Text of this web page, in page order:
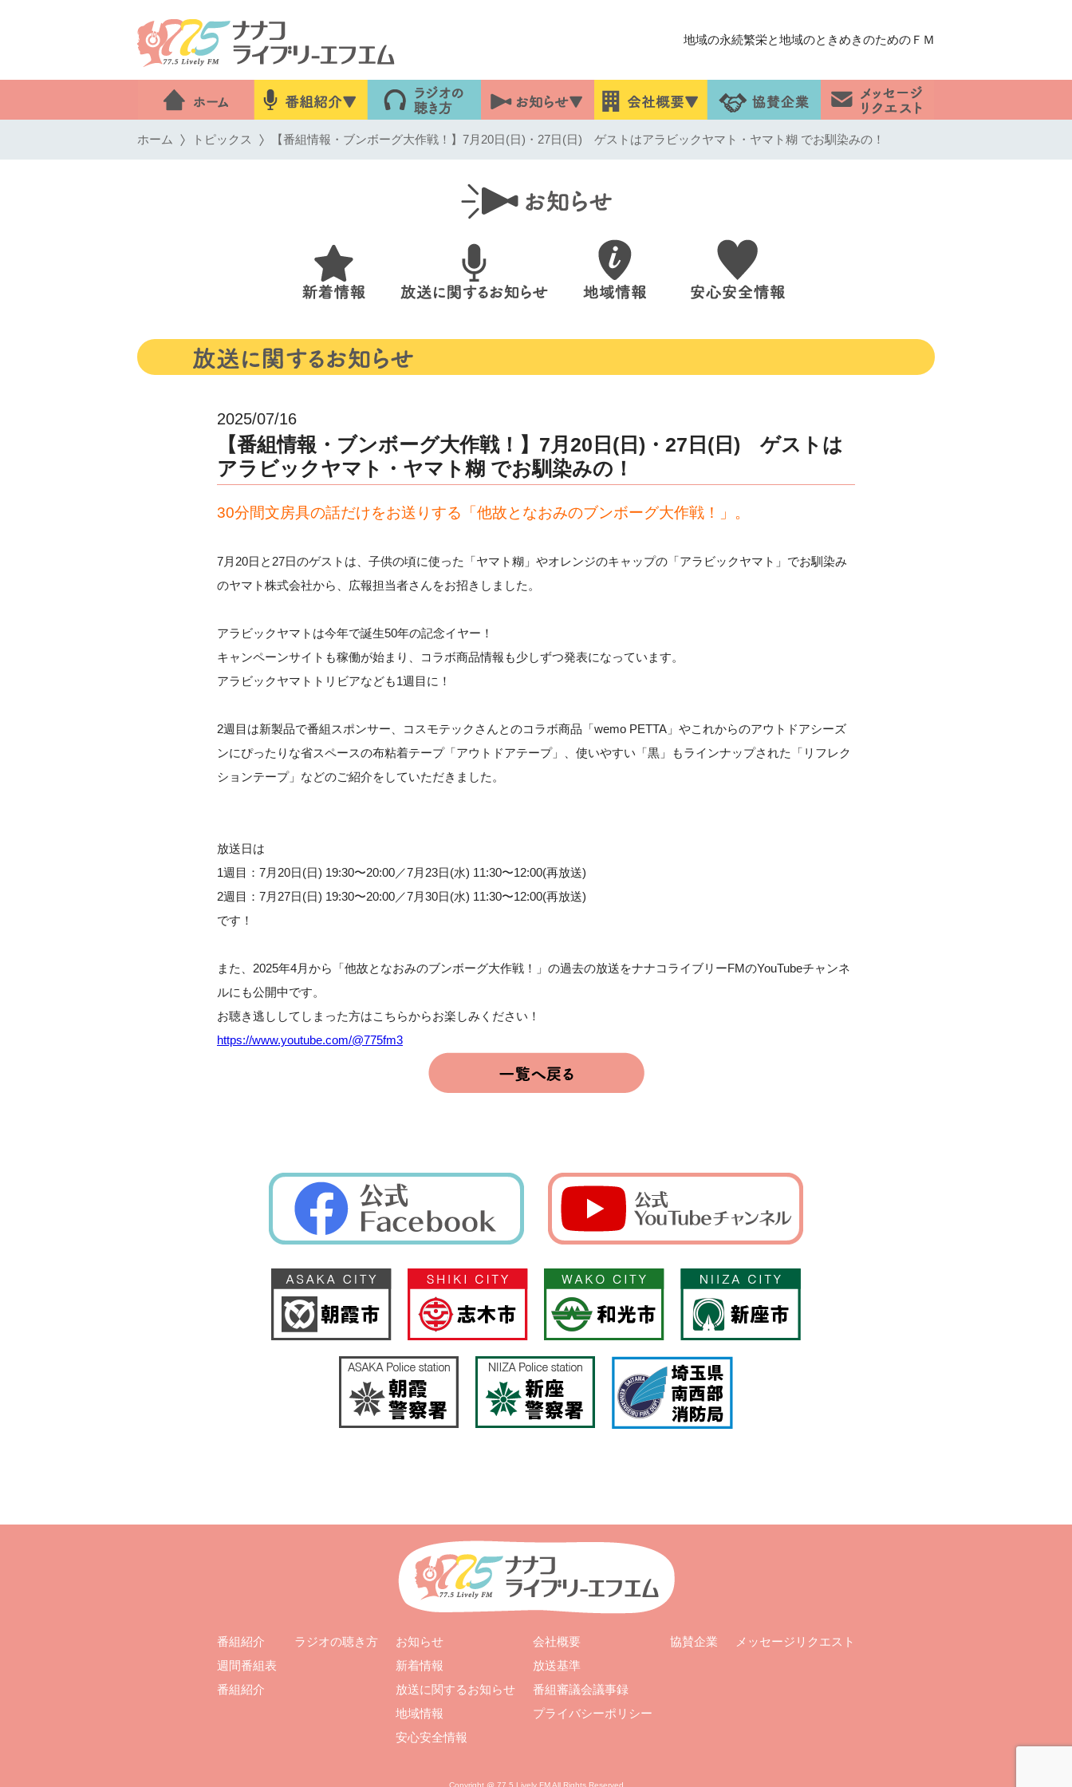
地域の永続繁栄と地域のときめきのためのＦＭ
ホーム トピックス 【番組情報・ブンボーグ大作戦！】7月20日(日)・27日(日) ゲストはアラビックヤマト・ヤマト糊 でお馴染みの！
2025/07/16
【番組情報・ブンボーグ大作戦！】7月20日(日)・27日(日) ゲストは
アラビックヤマト・ヤマト糊 でお馴染みの！
30分間文房具の話だけをお送りする「他故となおみのブンボーグ大作戦！」。
7月20日と27日のゲストは、子供の頃に使った「ヤマト糊」やオレンジのキャップの「アラビックヤマト」でお馴染み
のヤマト株式会社から、広報担当者さんをお招きしました。
アラビックヤマトは今年で誕生50年の記念イヤー！
キャンペーンサイトも稼働が始まり、コラボ商品情報も少しずつ発表になっています。
アラビックヤマトトリビアなども1週目に！
2週目は新製品で番組スポンサー、コスモテックさんとのコラボ商品「wemo PETTA」やこれからのアウトドアシーズ
ンにぴったりな省スペースの布粘着テープ「アウトドアテープ」、使いやすい「黒」もラインナップされた「リフレク
ションテープ」などのご紹介をしていただきました。
放送日は
1週目：7月20日(日) 19:30〜20:00／7月23日(水) 11:30〜12:00(再放送)
2週目：7月27日(日) 19:30〜20:00／7月30日(水) 11:30〜12:00(再放送)
です！
また、2025年4月から「他故となおみのブンボーグ大作戦！」の過去の放送をナナコライブリーFMのYouTubeチャンネ
ルにも公開中です。
お聴き逃ししてしまった方はこちらからお楽しみください！
https://www.youtube.com/@775fm3
番組紹介
週間番組表
番組紹介
ラジオの聴き方
お知らせ
新着情報
放送に関するお知らせ
地域情報
安心安全情報
会社概要
放送基準
番組審議会議事録
プライバシーポリシー
協賛企業 メッセージリクエスト
Copyright @ 77.5 Lively FM All Rights Reserved